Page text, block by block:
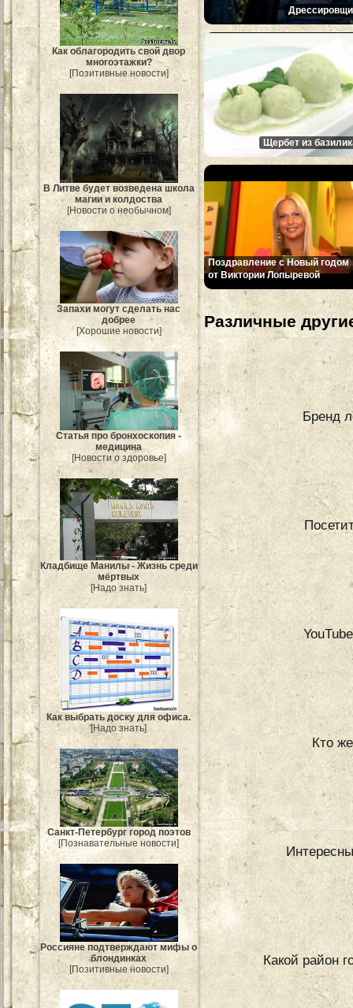
Как облагородить свой двор
многоэтажки?
[Позитивные новости]
В Литве будет возведена школа
магии и колдоства
[Новости о необычном]
Запахи могут сделать нас
добрее
[Хорошие новости]
Статья про бронхоскопия -
медицина
[Новости о здоровье]
Кладбище Манилы - Жизнь среди
мёртвых
[Надо знать]
Как выбрать доску для офиса.
[Надо знать]
Санкт-Петербург город поэтов
[Познавательные новости]
Россияне подтверждают мифы о
блондинках
[Позитивные новости]
Щербет из
Поздравление с Новый годом
от Виктории Лопыревой
Различные
Бренд
Кто
Какой район